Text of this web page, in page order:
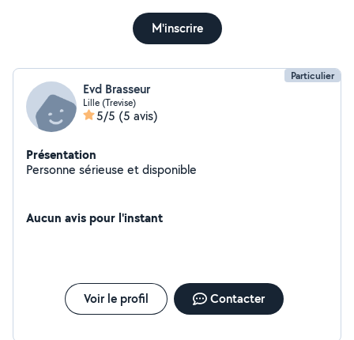
M'inscrire
Particulier
Evd Brasseur
Lille (Trevise)
5/5 (5 avis)
Présentation
Personne sérieuse et disponible
Aucun avis pour l'instant
Voir le profil Contacter